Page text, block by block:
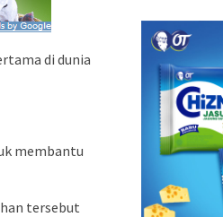
di dunia
membantu
tersebut